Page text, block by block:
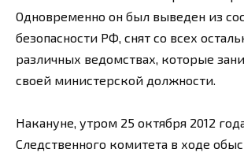
Одновременно он был выведен из
безопасности РФ, снят со всех
различных ведомствах, которые
своей министерской должности.
Накануне, утром 25 октября 2012
Следственного комитета в ходе